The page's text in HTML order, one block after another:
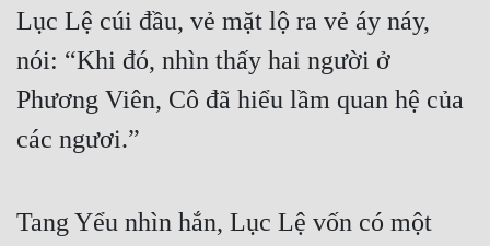
Lục Lệ cúi đầu, vẻ mặt lộ ra vẻ áy náy,
nói: “Khi đó, nhìn thấy hai người ở
Phương Viên, Cô đã hiểu lầm quan hệ của
các ngươi.”
Tang Yểu nhìn hắn, Lục Lệ vốn có một